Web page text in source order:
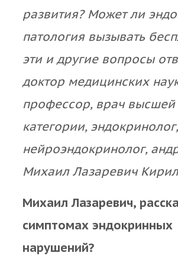
развития? Может ли
патология вызывать
эти и другие вопросы
доктор медицинских
профессор, врач высшей
категории, эндокринолог,
нейроэндокринолог,
Михаил Лазаревич
Михаил Лазаревич,
симптомах эндокринных
нарушений?